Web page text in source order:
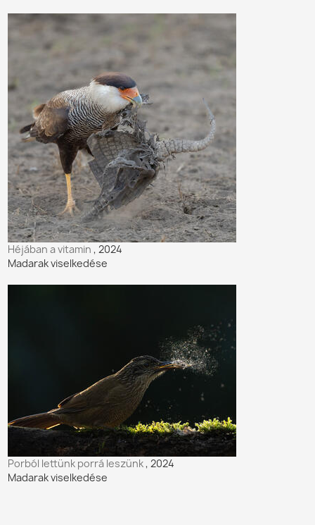
Héjában a vitamin, 2024
Madarak viselkedése
Porból lettünk porrá leszünk, 2024
Madarak viselkedése